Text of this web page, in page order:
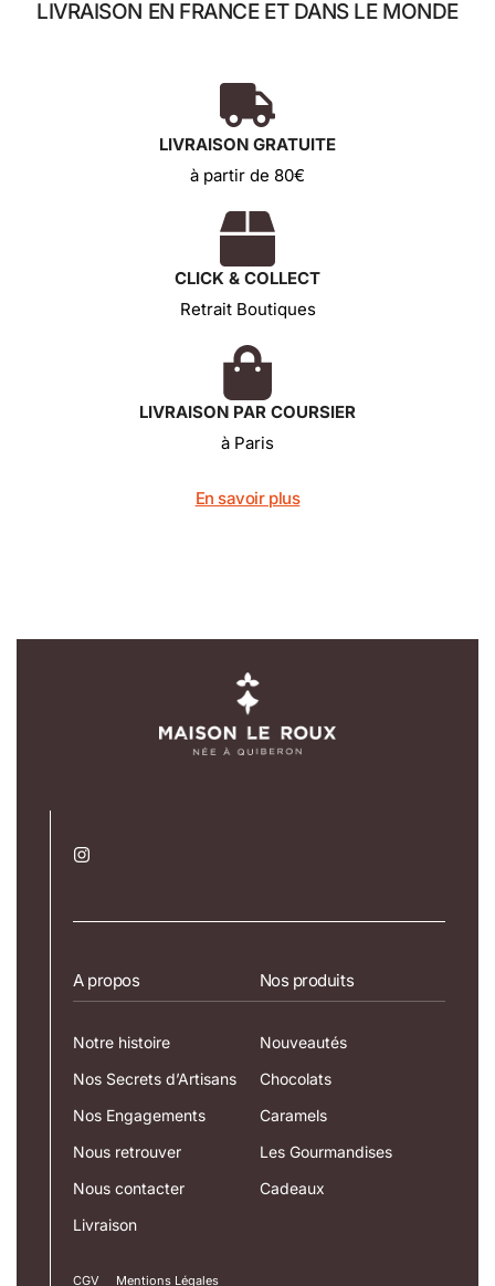
LIVRAISON EN FRANCE ET DANS LE MONDE
LIVRAISON GRATUITE
à partir de 80€
CLICK & COLLECT
Retrait Boutiques
LIVRAISON PAR COURSIER
à Paris
En savoir plus
A propos
Notre histoire
Nos Secrets d’Artisans
Nos Engagements
Nous retrouver
Nous contacter
Livraison
Nos produits
Nouveautés
Chocolats
Caramels
Les Gourmandises
Cadeaux
CGV Mentions Légales